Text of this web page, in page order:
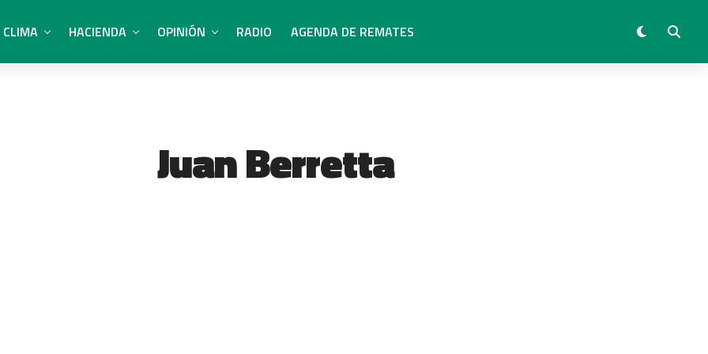
CLIMA HACIENDA OPINIÓN RADIO AGENDA DE REMATES
Juan Berretta